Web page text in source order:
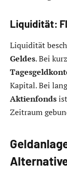
Liquidität:
Liquidität
Geldes. Bei
Kapital. Bei
Aktienfonds
Zeitraum